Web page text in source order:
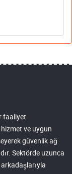
faaliyet
ve uygun
güvenlik ağ
Sektörde uzunca